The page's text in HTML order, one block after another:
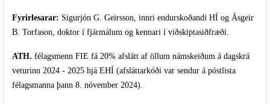
Fyrirlesarar: Sigurjón G. Geirsson, innri endurskoðandi HÍ og Ásgeir
B. Torfason, doktor í fjármálum og kennari í viðskiptasiðfræði.
ATH. félagsmenn FIE fá 20% afslátt af öllum námskeiðum á dagskrá
veturinn 2024 - 2025 hjá EHÍ (afsláttarkóði var sendur á póstlista
félagsmanna þann 8. nóvember 2024).